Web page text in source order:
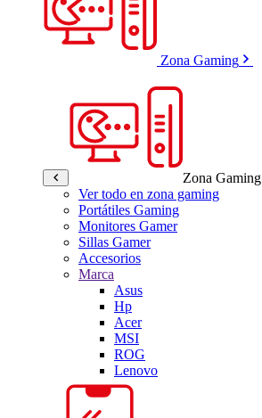
Zona Gaming
Zona Gaming
Ver todo en zona gaming
Portátiles Gaming
Monitores Gamer
Sillas Gamer
Accesorios
Marca
Asus
Hp
Acer
MSI
ROG
Lenovo